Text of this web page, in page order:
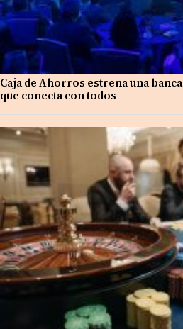
Caja de Ahorros estrena una
que conecta con todos